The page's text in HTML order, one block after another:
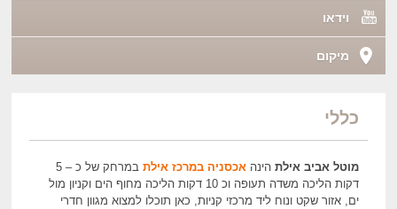
וידאו
מיקום
כללי
מוטל אביב אילת הינהאכסניה במרכז אילת
במרחק של כ – 5
דקות הליכה משדה תעופה וכ 10 דקות הליכה מחוף הים וקניון מול
ים, אזור שקט ונוח ליד מרכזי קניות, כאן תוכלו למצוא מגוון חדרי